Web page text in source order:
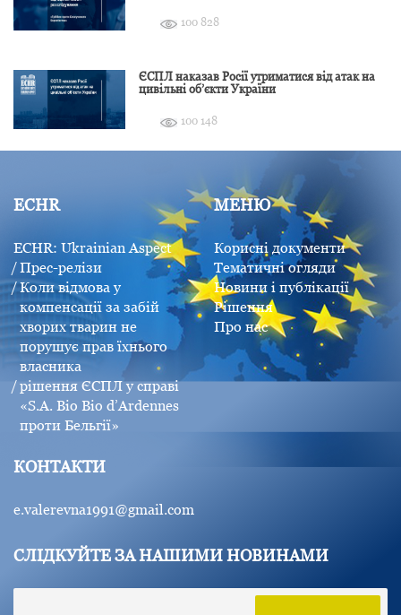
100 828
ЄСПЛ наказав Росії утриматися від атак на
цивільні об’єкти України
100 148
ECHR
ECHR: Ukrainian Aspect
Прес-релізи
Коли відмова у
компенсації за забій
хворих тварин не
порушує прав їхнього
власника
рішення ЄСПЛ у справі
«S.A. Bio Bio d’Ardennes
проти Бельгії»
МЕНЮ
Корисні документи
Тематичні огляди
Новини і публікації
Рішення
Про нас
КОНТАКТИ
e.valerevna1991@gmail.com
СЛІДКУЙТЕ ЗА НАШИМИ НОВИНАМИ